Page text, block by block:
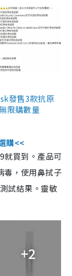
發售3款抗原
限購數量
購<<
就買到。產品可
，使用鼻拭子
試結果。靈敏
+2